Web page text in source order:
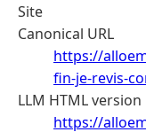
Site
Canonical URL
https://
fin-je-revis-
LLM HTML version
https://